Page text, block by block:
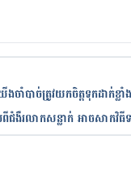
ចាំបាច់ត្រូវយកចិត្ដទុកដាក់ខ្លាំ
ងឺរលាកសន្លាក់ អាចសាកវិធីទ